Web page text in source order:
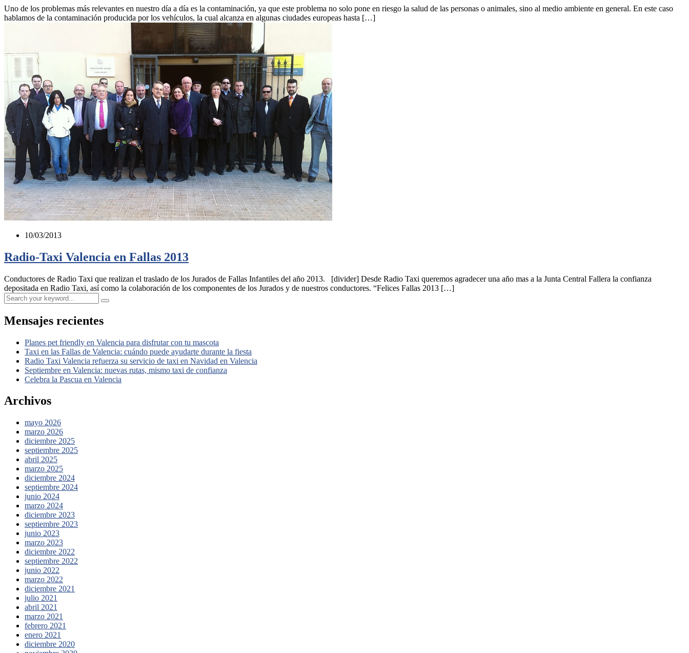
Uno de los problemas más relevantes en nuestro día a día es la contaminación, ya que este problema no solo pone en riesgo la salud de las personas o animales, sino al medio ambiente en general. En este caso
hablamos de la contaminación producida por los vehículos, la cual alcanza en algunas ciudades europeas hasta […]
10/03/2013
Radio-Taxi Valencia en Fallas 2013
Conductores de Radio Taxi que realizan el traslado de los Jurados de Fallas Infantiles del año 2013. [divider] Desde Radio Taxi queremos agradecer una año mas a la Junta Central Fallera la confianza
depositada en Radio Taxi, así como la colaboración de los componentes de los Jurados y de nuestros conductores. “Felices Fallas 2013 […]
Mensajes recientes
Planes pet friendly en Valencia para disfrutar con tu mascota
Taxi en las Fallas de Valencia: cuándo puede ayudarte durante la fiesta
Radio Taxi Valencia refuerza su servicio de taxi en Navidad en Valencia
Septiembre en Valencia: nuevas rutas, mismo taxi de confianza
Celebra la Pascua en Valencia
Archivos
mayo 2026
marzo 2026
diciembre 2025
septiembre 2025
abril 2025
marzo 2025
diciembre 2024
septiembre 2024
junio 2024
marzo 2024
diciembre 2023
septiembre 2023
junio 2023
marzo 2023
diciembre 2022
septiembre 2022
junio 2022
marzo 2022
diciembre 2021
julio 2021
abril 2021
marzo 2021
febrero 2021
enero 2021
diciembre 2020